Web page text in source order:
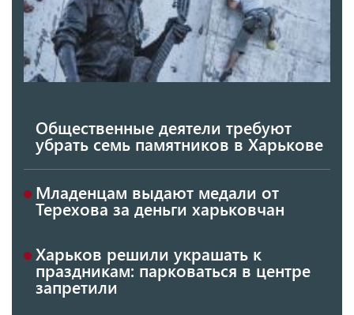
Общественные деятели требуют
убрать семь памятников в Харькове
Младенцам выдают медали от
Терехова за деньги харьковчан
Харьков решили украшать к
праздникам: парковаться в центре
запретили